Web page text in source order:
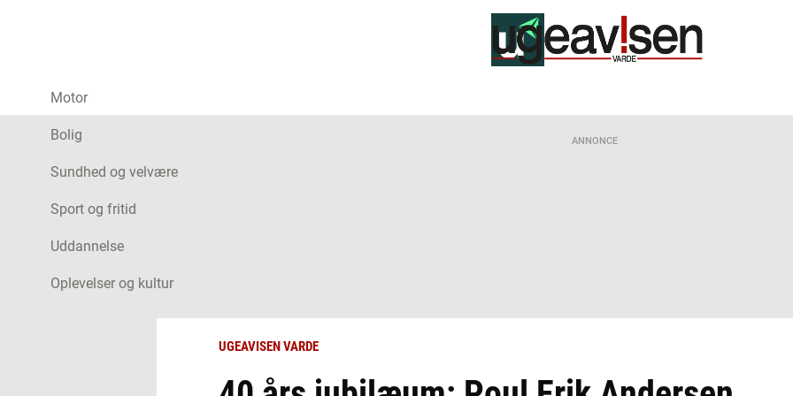
Motor
Bolig
Sundhed og velvære
Sport og fritid
Uddannelse
Oplevelser og kultur
ANNONCE
UGEAVISEN VARDE